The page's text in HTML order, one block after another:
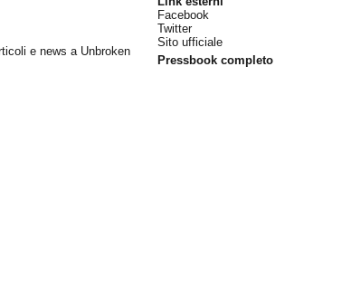
e news a Unbroken
Facebook
Twitter
Sito ufficiale
Pressbook completo